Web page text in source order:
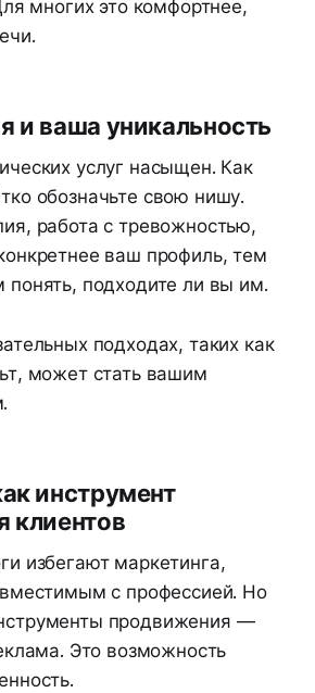
многих это комфортнее,
и ваша уникальность
услуг насыщен. Как
обозначьте свою нишу.
работа с тревожностью,
ваш профиль, тем
понять, подходите ли вы им.
подходах, таких как
может стать вашим
инструмент
клиентов
избегают маркетинга,
с профессией. Но
продвижения —
Это возможность